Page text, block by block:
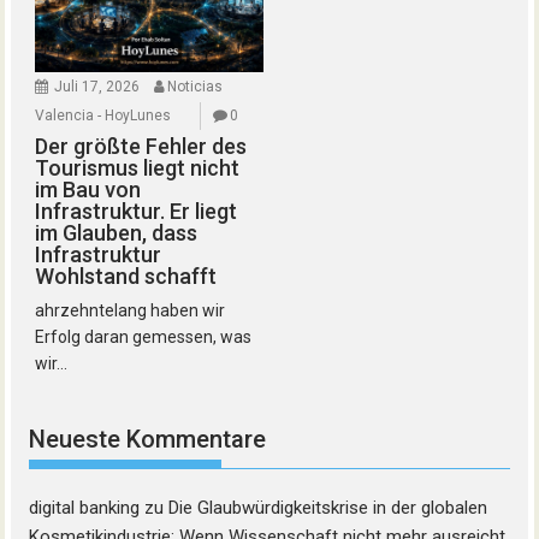
Juli 17, 2026
Noticias
Valencia - HoyLunes
0
Der größte Fehler des
Tourismus liegt nicht
im Bau von
Infrastruktur. Er liegt
im Glauben, dass
Infrastruktur
Wohlstand schafft
ahrzehntelang haben wir
Erfolg daran gemessen, was
wir...
Neueste Kommentare
digital banking zuDie Glaubwürdigkeitskrise in der globalen